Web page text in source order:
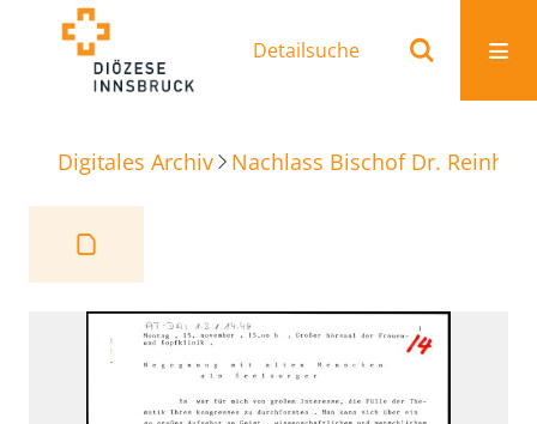
Detailsuche
Digitales Archiv Nachlass Bischof Dr.